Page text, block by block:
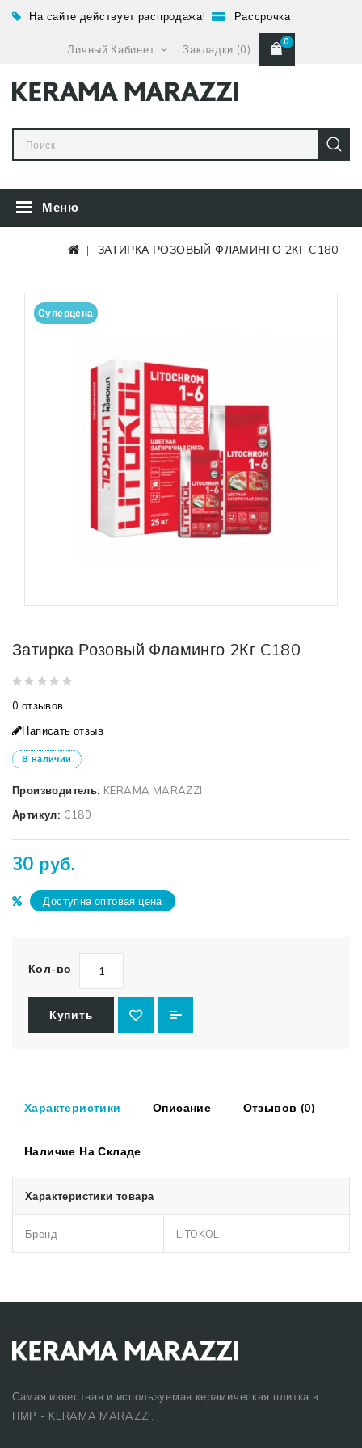
На сайте действует распродажа! Рассрочка
Личный Кабинет Закладки (0)
0
Меню
ЗАТИРКА РОЗОВЫЙ ФЛАМИНГО 2КГ C180
Суперцена
Затирка Розовый Фламинго 2Кг C180
0 отзывов
Написать отзыв
В наличии
Производитель: KERAMA MARAZZI
Артикул: C180
30 руб.
Доступна оптовая цена
Кол-во
Купить
Характеристики Описание Отзывов (0)
Наличие На Складе
Характеристики товара
Бренд LITOKOL
Самая известная и используемая керамическая плитка в
ПМР - KERAMA MARAZZI.